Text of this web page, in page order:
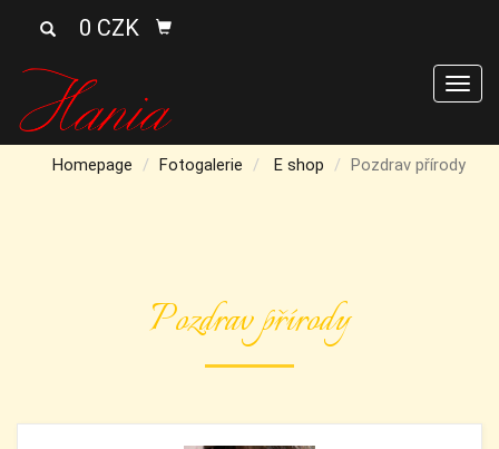
0 CZK
Homepage Fotogalerie E shop Pozdrav přírody
Pozdrav přírody